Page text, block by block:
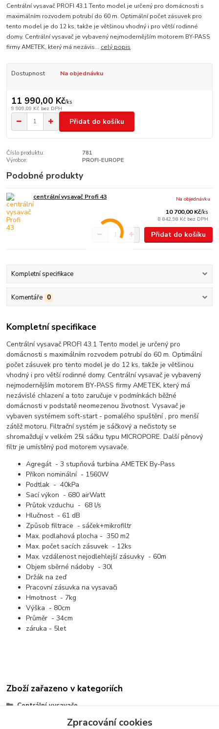
Centrální vysavač PROFI 43.1 Tento model je určený pro domácnosti s
maximálním rozvodem potrubí do 60 m. Optimální počet zásuvek pro
tento model je do 12 ks, takže je většinou vhodný i pro větší rodinné
domy. Centrální vysavač je vybavený nejmodernějším motorem BY-PASS
firmy AMETEK, který má nezávis... celý popis
Dostupnost Na objednávku
11 990,00 Kč/ks
9 909,09 Kč bez DPH
Přidat do košíku
Číslo produktu:
781
Výrobce:
PROFI-EUROPE
Podobné produkty
centrální vysavač Profi 43
10 700,00 Kč/ks
8 842,98 Kč bez DPH
Na objednávku
Přidat do košíku
Kompletní specifikace
Komentáře 0
Kompletní specifikace
Centrální vysavač PROFI 43.1 Tento model je určený pro
domácnosti s maximálním rozvodem potrubí do 60 m. Optimální
počet zásuvek pro tento model je do 12 ks, takže je většinou
vhodný i pro větší rodinné domy. Centrální vysavač je vybavený
nejmodernějším motorem BY-PASS firmy AMETEK, který má
nezávislé chlazení a toto zaručuje v podmínkách běžné
domácnosti v podstatě neomezenou životnost. Vysavač je
vybaven systémem soft-start - pomalého spuštění , pro menší
zátěž motoru. Filtrační systém je sáčkový a nečistoty se
shromažďují v velkém 25l sáčku typu MICROPORE. Další pěnový
filtr je umístěný pod motorem vysavače.
Agregát - 3 stupňová turbína AMETEK By-Pass
Příkon nominální - 1560W
Podtlak - 40kPa
Sací výkon - 680 airWatt
Průtok vzduchu - 68 l/s
Hlučnost - 61 dB
Způsob filtrace - sáček+mikrofiltr
Max. podlahová plocha - 350 m2
Max. počet sacích zásuvek - 12ks
Max. vzdálenost nejodlehlejší zásuvky - 60m
Objem sběrné nádoby - 30l
Držák na zeď
Pracovní zásuvka na vysavači
Hmotnost - 7kg
Výška - 80cm
Průměr - 34cm
záruka - 5let
Zboží zařazeno v kategoriích
Centrální vysavače
Zpracování cookies